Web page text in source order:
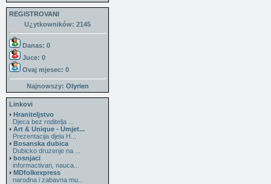
REGISTROVANI
U¿ytkowników: 2145
Danas: 0
Juce: 0
Ovaj mjesec: 0
Najnowszy: Olyrien
Linkovi
Hraniteljstvo
Djeca bez roditelja ...
Art & Unique - Umjet...
Prezentacija djela H...
Bosanska dubica
Dubicko druzenje na ...
bosnjaci
informactivan, nauca...
MDfolkexpress
narodna i zabavna mu...